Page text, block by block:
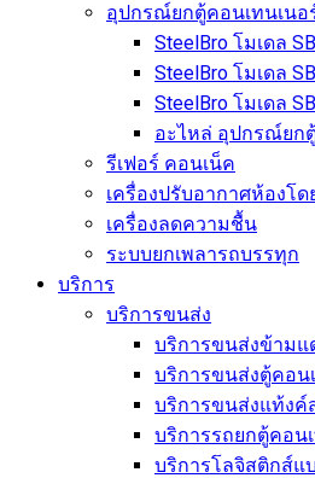
อุปกรณ์ยกตู้คอนเทนเนอ
SteelBro โมเดล
SteelBro โมเดล
SteelBro โมเดล
อะไหล่ อุปกรณ์ยก
รีเฟอร์ คอนเน็ค
เครื่องปรับอากาศห้องโ
เครื่องลดความชื้น
ระบบยกเพลารถบรรทุก
บริการ
บริการขนส่ง
บริการขนส่งข้ามแ
บริการขนส่งตู้คอน
บริการขนส่งแท้งค์
บริการรถยกตู้คอน
บริการโลจิสติกส์แ